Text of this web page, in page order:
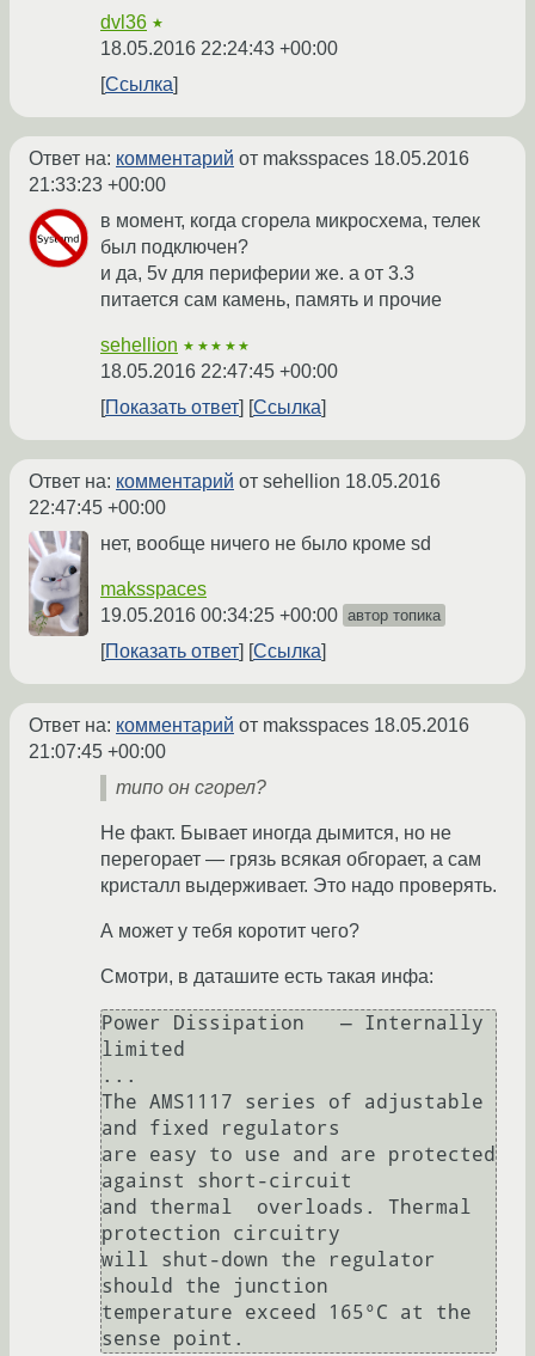
dvl36 ★
18.05.2016 22:24:43 +00:00
Ссылка
Ответ на: комментарий от maksspaces 18.05.2016
21:33:23 +00:00
в момент, когда сгорела микросхема, телек
был подключен?
и да, 5v для периферии же. а от 3.3
питается сам камень, память и прочие
sehellion ★★★★★
18.05.2016 22:47:45 +00:00
Показать ответ
Ссылка
Ответ на: комментарий от sehellion 18.05.2016
22:47:45 +00:00
нет, вообще ничего не было кроме sd
maksspaces
19.05.2016 00:34:25 +00:00 автор топика
Показать ответ Ссылка
Ответ на: комментарий от maksspaces 18.05.2016
21:07:45 +00:00
типо он сгорел?
Не факт. Бывает иногда дымится, но не
перегорает — грязь всякая обгорает, а сам
кристалл выдерживает. Это надо проверять.
А может у тебя коротит чего?
Смотри, в даташите есть такая инфа:
Power Dissipation   — Internally
limited
...
The AMS1117 series of adjustable
and fixed regulators
are easy to use and are protected
against short-circuit
and thermal  overloads. Thermal
protection circuitry
will shut-down the regulator
should the junction
temperature exceed 165°C at the